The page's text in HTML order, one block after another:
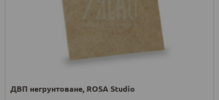
ДВП негрунтоване, ROSA Studio